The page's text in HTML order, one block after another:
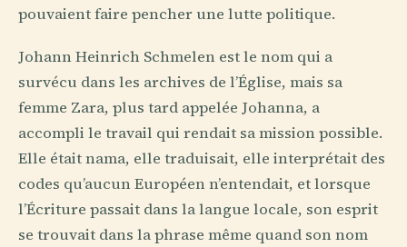
pouvaient faire pencher une lutte politique.
Johann Heinrich Schmelen est le nom qui a
survécu dans les archives de l’Église, mais sa
femme Zara, plus tard appelée Johanna, a
accompli le travail qui rendait sa mission possible.
Elle était nama, elle traduisait, elle interprétait des
codes qu’aucun Européen n’entendait, et lorsque
l’Écriture passait dans la langue locale, son esprit
se trouvait dans la phrase même quand son nom